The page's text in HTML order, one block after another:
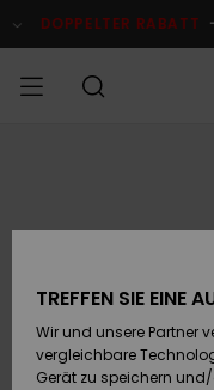
Produktinformation
DOPPELTER RABATT -25
JUNGEN
FRAUEN
SURF
TREFFEN SIE EINE
Wir und unsere Partner
vergleichbare
Gerät zu speichern